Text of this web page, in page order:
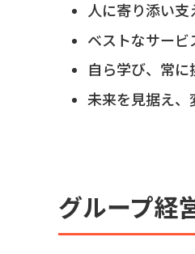
人に寄り添い支
ベストなサービ
自ら学び、常に
未来を見据え、
グループ経